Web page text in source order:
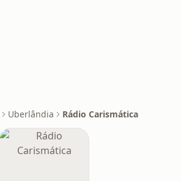
Uberlândia Rádio Carismática